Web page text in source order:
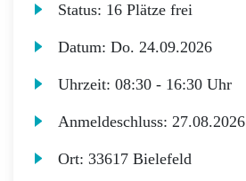
Status: 16 Plätze frei
Datum:Do. 24.09.2026
Uhrzeit:08:30 - 16:30 Uhr
Anmeldeschluss:27.08.2026
Ort:33617 Bielefeld